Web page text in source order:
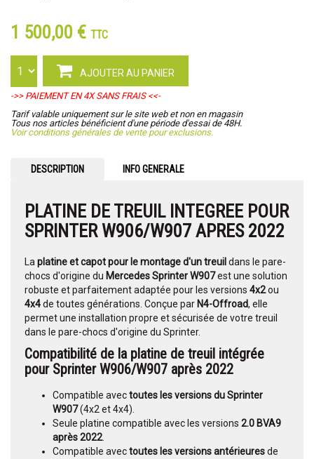
1 500,00 € TTC
AJOUTER AU PANIER
->> PAIEMENT EN 4X SANS FRAIS <<-
Tarif valable uniquement sur le site web et non en magasin
Tous nos articles bénéficient d'une période d'essai de 48H.
Voir conditions générales de vente pour exclusions.
DESCRIPTION INFO GENERALE
PLATINE DE TREUIL INTEGREE POUR
SPRINTER W906/W907 APRES 2022
La platine et capot pour le montage d'un treuil dans le pare-
chocs d'origine du Mercedes Sprinter W907est une solution
robuste et parfaitement adaptée pour les versions 4x2ou
4x4de toutes générations. Conçue par N4-Offroad, elle
permet une installation propre et sécurisée de votre treuil
dans le pare-chocs d'origine du Sprinter.
Compatibilité de la platine de treuil intégrée
pour Sprinter W906/W907 après 2022
Compatible avectoutes les versions du Sprinter
W907(4x2 et 4x4).
Seule platine compatible avec les versions 2.0 BVA9
après 2022.
Compatible avectoutes les versions antérieuresde